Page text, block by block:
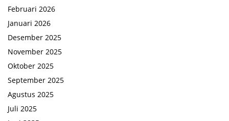
Februari 2026
Januari 2026
Desember 2025
November 2025
Oktober 2025
September 2025
Agustus 2025
Juli 2025